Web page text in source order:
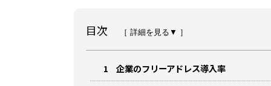
目次 ［ 詳細を見る▼ ］
1
企業のフリーアドレス導入率